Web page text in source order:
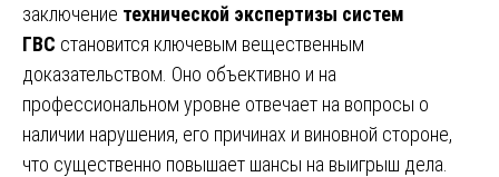
заключение технической экспертизы систем
ГВС становится ключевым вещественным
доказательством. Оно объективно и на
профессиональном уровне отвечает на вопросы о
наличии нарушения, его причинах и виновной стороне,
что существенно повышает шансы на выигрыш дела.